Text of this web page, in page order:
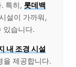
특히, 롯데백
설이 가까워,
있습니다.
내 조경 시설
을 제공합니다.